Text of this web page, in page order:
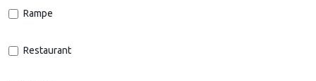
Rampe
Restaurant